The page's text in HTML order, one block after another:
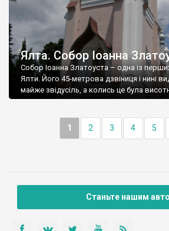
Ялта. Собор Іоанна
Собор Іоанна Златоуста – одна із
Ялти. Його 45-метрова дзвіниця і нині
майже звідусіль, а колись це була
1 2 3 4 5
Станьте нашим